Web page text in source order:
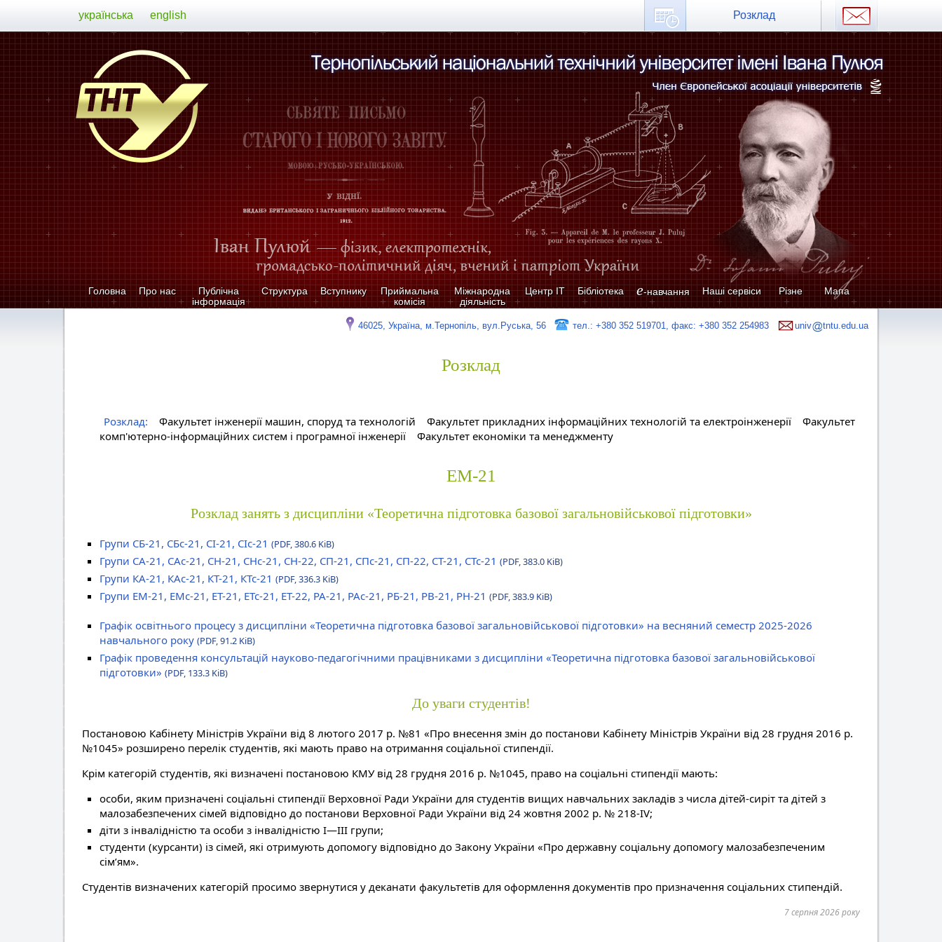
Розклад
українська english
Головна Про нас
Публічна
інформація
Структура Вступнику
Приймальна
комісія
Міжнародна
діяльність
Центр ІТ Бібліотека e-навчання Наші сервіси Різне Мапа
46025, Україна, м.Тернопіль, вул.Руська, 56 тел.: +380 352 519701, факс: +380 352 254983 univ tntu.edu.ua
Розклад
Розклад: Факультет інженерії машин, споруд та технологій Факультет прикладних інформаційних технологій та електроінженерії
Факультет
комп'ютерно-інформаційних систем і програмної інженерії
Факультет економіки та менеджменту
ЕМ-21
Розклад занять з дисципліни «Теоретична підготовка базової загальновійськової підготовки»
Групи СБ-21, СБс-21, СІ-21, СІс-21 (PDF, 380.6 KiB)
Групи СА-21, САс-21, СН-21, СНс-21, СН-22, СП-21, СПс-21, СП-22, СТ-21, СТс-21 (PDF, 383.0 KiB)
Групи КА-21, КАс-21, КТ-21, КТс-21 (PDF, 336.3 KiB)
Групи ЕМ-21, ЕМс-21, ЕТ-21, ЕТс-21, ЕТ-22, РА-21, РАс-21, РБ-21, РВ-21, РН-21 (PDF, 383.9 KiB)
Графік освітнього процесу з дисципліни «Теоретична підготовка базової загальновійськової підготовки» на весняний семестр 2025-2026
навчального року (PDF, 91.2 KiB)
Графік проведення консультацій науково-педагогічними працівниками з дисципліни «Теоретична підготовка базової загальновійськової
підготовки» (PDF, 133.3 KiB)
До уваги студентів!
Постановою Кабінету Міністрів України від 8 лютого 2017 р. №81 «Про внесення змін до постанови Кабінету Міністрів України від 28 грудня 2016 р.
№1045» розширено перелік студентів, які мають право на отримання соціальної стипендії.
Крім категорій студентів, які визначені постановою КМУ від 28 грудня 2016 р. №1045, право на соціальні стипендії мають:
особи, яким призначені соціальні стипендії Верховної Ради України для студентів вищих навчальних закладів з числа дітей-сиріт та дітей з
малозабезпечених сімей відповідно до постанови Верховної Ради України від 24 жовтня 2002 р. № 218-IV;
діти з інвалідністю та особи з інвалідністю I—III групи;
студенти (курсанти) із сімей, які отримують допомогу відповідно до Закону України «Про державну соціальну допомогу малозабезпеченим
сім’ям».
Студентів визначених категорій просимо звернутися у деканати факультетів для оформлення документів про призначення соціальних стипендій.
7 серпня 2026 року